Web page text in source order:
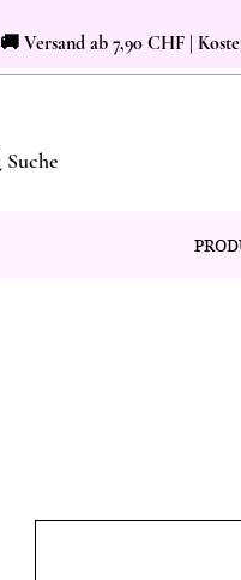
🚚 Versand ab 7,90 CHF |
Suche